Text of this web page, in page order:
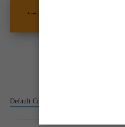
مواد کو زیادہ تیزی سے
Default Comments (0)